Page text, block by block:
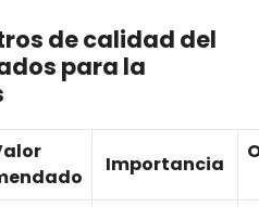
de calidad del
para la
Importancia